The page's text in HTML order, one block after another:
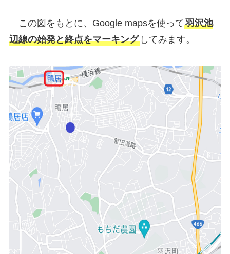
この図をもとに、Google mapsを使って羽沢池
辺線の始発と終点をマーキングしてみます。